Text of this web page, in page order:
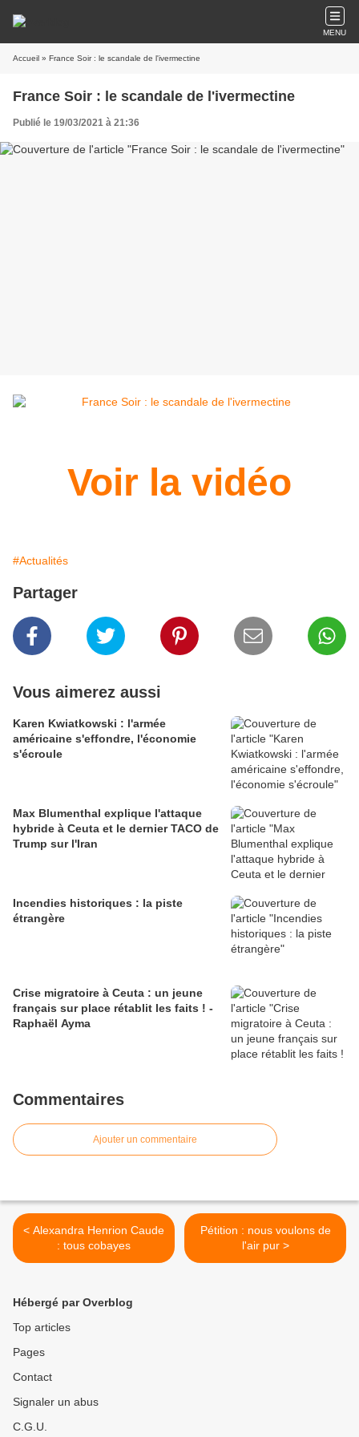
MENU
Accueil » France Soir : le scandale de l'ivermectine
France Soir : le scandale de l'ivermectine
Publié le 19/03/2021 à 21:36
Voir la vidéo
#Actualités
Partager
Vous aimerez aussi
Karen Kwiatkowski : l'armée
américaine s'effondre, l'économie
s'écroule
Max Blumenthal explique l'attaque
hybride à Ceuta et le dernier TACO de
Trump sur l'Iran
Incendies historiques : la piste
étrangère
Crise migratoire à Ceuta : un jeune
français sur place rétablit les faits ! -
Raphaël Ayma
Commentaires
Ajouter un commentaire
< Alexandra Henrion Caude
: tous cobayes
Pétition : nous voulons de
l'air pur >
Hébergé par Overblog
Top articles
Pages
Contact
Signaler un abus
C.G.U.